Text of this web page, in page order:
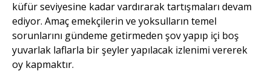
küfür seviyesine kadar vardırarak tartışmaları devam
ediyor. Amaç emekçilerin ve yoksulların temel
sorunlarını gündeme getirmeden şov yapıp içi boş
yuvarlak laflarla bir şeyler yapılacak izlenimi vererek
oy kapmaktır.